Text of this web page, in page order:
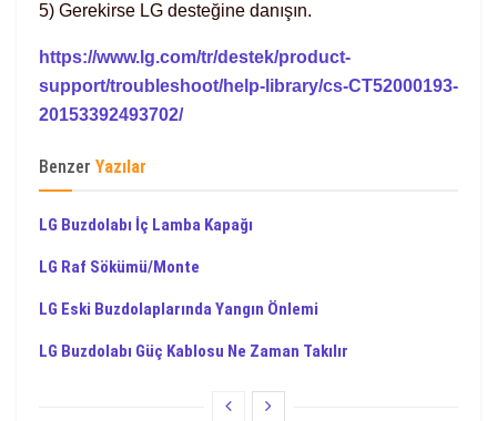
5) Gerekirse LG desteğine danışın.
https://www.lg.com/tr/destek/product-
support/troubleshoot/help-library/cs-CT52000193-
20153392493702/
Benzer Yazılar
LG Buzdolabı İç Lamba Kapağı
LG Raf Sökümü/Monte
LG Eski Buzdolaplarında Yangın Önlemi
LG Buzdolabı Güç Kablosu Ne Zaman Takılır